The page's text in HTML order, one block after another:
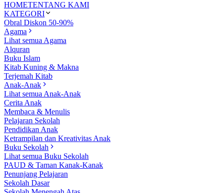
HOMETENTANG KAMI
KATEGORI
Obral Diskon 50-90%
Agama
Lihat semua Agama
Alquran
Buku Islam
Kitab Kuning & Makna
Terjemah Kitab
Anak-Anak
Lihat semua Anak-Anak
Cerita Anak
Membaca & Menulis
Pelajaran Sekolah
Pendidikan Anak
Ketrampilan dan Kreativitas Anak
Buku Sekolah
Lihat semua Buku Sekolah
PAUD & Taman Kanak-Kanak
Penunjang Pelajaran
Sekolah Dasar